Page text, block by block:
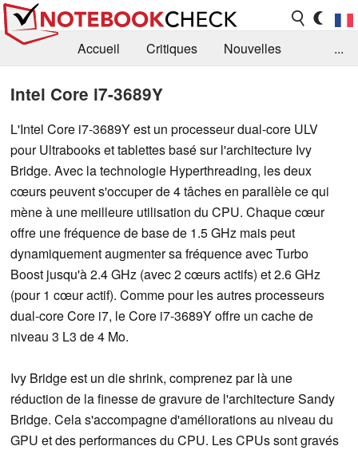
Accueil Critiques
Nouvelles
...
Intel Core i7-3689Y
L'Intel Core i7-3689Y est un processeur dual-core ULV
pour Ultrabooks et tablettes basé sur l'architecture Ivy
Bridge. Avec la technologie Hyperthreading, les deux
cœurs peuvent s'occuper de 4 tâches en parallèle ce qui
mène à une meilleure utilisation du CPU. Chaque cœur
offre une fréquence de base de 1.5 GHz mais peut
dynamiquement augmenter sa fréquence avec Turbo
Boost jusqu'à 2.4 GHz (avec 2 cœurs actifs) et 2.6 GHz
(pour 1 cœur actif). Comme pour les autres processeurs
dual-core Core i7, le Core i7-3689Y offre un cache de
niveau 3 L3 de 4 Mo.
Ivy Bridge est un die shrink, comprenez par là une
réduction de la finesse de gravure de l'architecture Sandy
Bridge. Cela s'accompagne d'améliorations au niveau du
GPU et des performances du CPU. Les CPUs sont gravés